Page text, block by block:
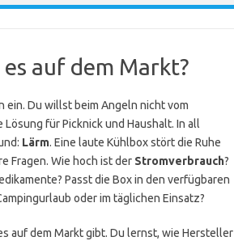
auf dem Markt?
ein. Du willst beim Angeln nicht vom
für Picknick und Haushalt. In all
Lärm. Eine laute Kühlbox stört die Ruhe
Fragen. Wie hoch ist der Stromverbrauch?
Passt die Box in den verfügbaren
oder im täglichen Einsatz?
auf dem Markt gibt. Du lernst, wie Hersteller